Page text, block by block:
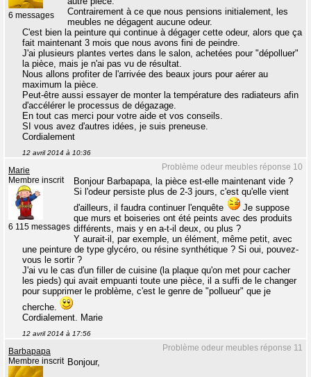
6 messages
Contrairement à ce que nous pensions initialement, les
meubles ne dégagent aucune odeur.
C'est bien la peinture qui continue à dégager cette odeur, alors que ça
fait maintenant 3 mois que nous avons fini de peindre.
J'ai plusieurs plantes vertes dans le salon, achetées pour "dépolluer"
la pièce, mais je n'ai pas vu de résultat.
Nous allons profiter de l'arrivée des beaux jours pour aérer au
maximum la pièce.
Peut-être aussi essayer de monter la température des radiateurs afin
d'accélérer le processus de dégazage.
En tout cas merci pour votre aide et vos conseils.
SI vous avez d'autres idées, je suis preneuse.
Cordialement
12 avril 2014 à 10:36
Problème odeur meubles réponse 10
Marie
Membre inscrit
6 115 messages
Bonjour Barbapapa, la pièce est-elle maintenant vide ?
Si l'odeur persiste plus de 2-3 jours, c'est qu'elle vient
d'ailleurs, il faudra continuer l'enquête
Je suppose
que murs et boiseries ont été peints avec des produits
différents, mais y en a-t-il deux, ou plus ?
Y aurait-il, par exemple, un élément, même petit, avec
une peinture de type glycéro, ou résine synthétique ? Si oui, pouvez-
vous le sortir ?
J'ai vu le cas d'un filler de cuisine (la plaque qu'on met pour cacher
les pieds) qui avait empuanti toute une pièce, il a suffi de le changer
pour supprimer le problème, c'est le genre de "pollueur" que je
cherche.
Cordialement. Marie
12 avril 2014 à 17:56
Problème odeur meubles réponse 11
Barbapapa
Membre inscrit Bonjour,